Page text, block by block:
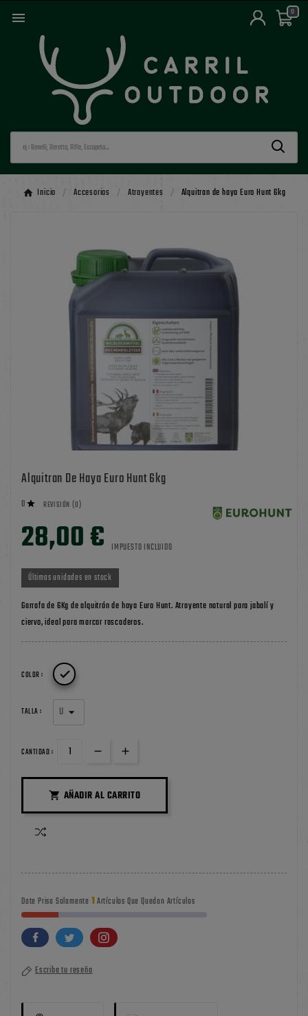
 0
Inicio Accesorios Atrayentes Alquitran de haya Euro Hunt 6kg
Alquitran De Haya Euro Hunt 6kg
0  REVISIÓN (0)
28,00 € IMPUESTO INCLUIDO
Últimas unidades en stock
Garrafa de 6Kg de alquitrán de haya Euro Hunt. Atrayente natural para jabalí y
ciervo, ideal para marcar rascaderos.
COLOR : 
TALLA :
CANTIDAD :
 AÑADIR AL CARRITO
Date Prisa Solamente 1Artículos Que Quedan Artículos
Escribe tu reseña